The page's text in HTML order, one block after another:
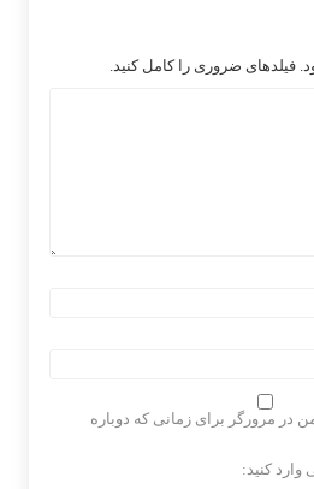
فیلدهای ضروری را کامل کنید.
در مرورگر برای زمانی که دوباره
وارد کنید: